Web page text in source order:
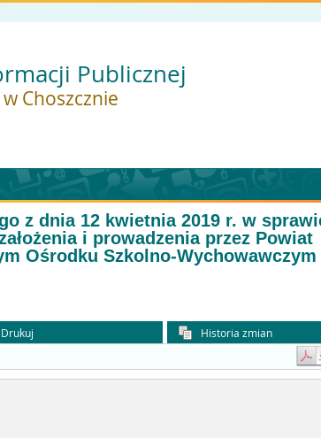
Publicznej
Choszcznie
z dnia 12 kwietnia 2019 r. w
i prowadzenia przez Powiat
Ośrodku Szkolno-Wychowawczym
Drukuj
Historia zmian